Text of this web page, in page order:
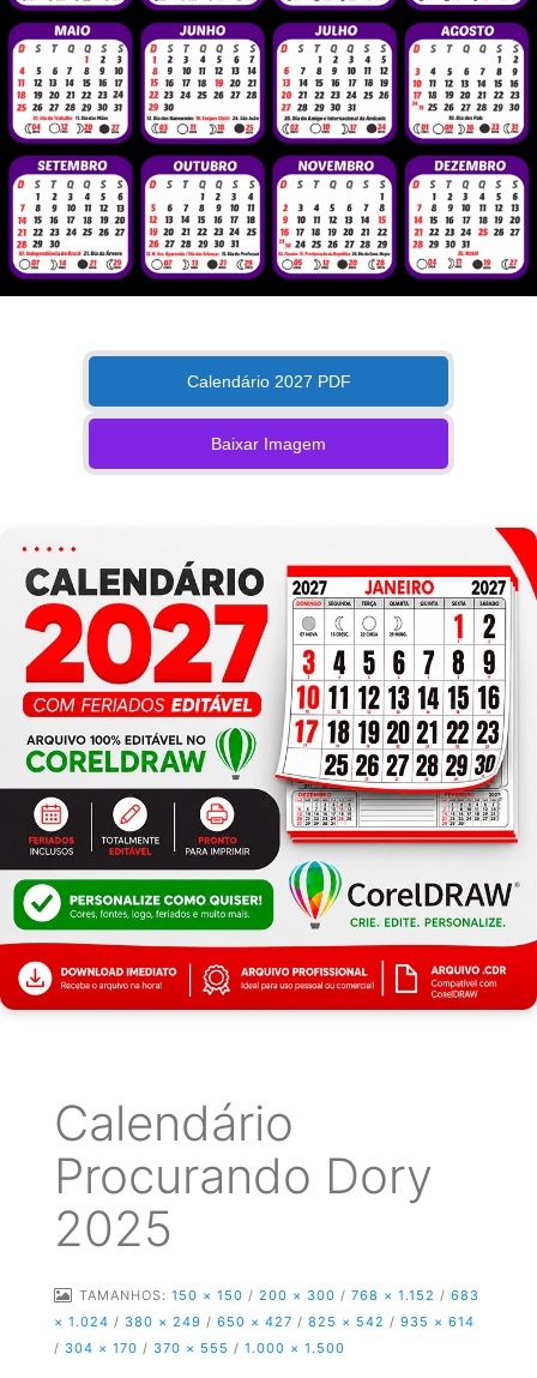
Calendário 2027 PDF
Baixar Imagem
Calendário
Procurando Dory
2025
TAMANHOS: 150 × 150 / 200 × 300 / 768 × 1.152 / 683
× 1.024 / 380 × 249 / 650 × 427 / 825 × 542 / 935 × 614
/ 304 × 170 / 370 × 555 / 1.000 × 1.500